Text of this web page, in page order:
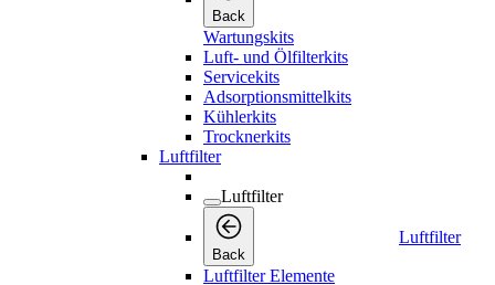
Back
Wartungskits
Luft- und Ölfilterkits
Servicekits
Adsorptionsmittelkits
Kühlerkits
Trocknerkits
Luftfilter
Luftfilter
Back
Luftfilter
Luftfilter Elemente